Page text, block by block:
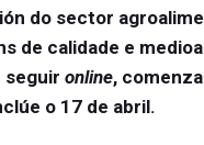
do sector
de calidade e
seguironline,
o 17 de abril.